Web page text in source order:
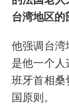
台湾地区的
他强调台湾
是他一个
班牙首相桑
国原则。